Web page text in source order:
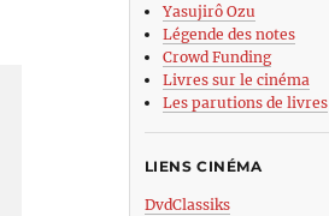
Yasujirô Ozu
Légende des notes
Crowd Funding
Livres sur le cinéma
Les parutions de livres
LIENS CINÉMA
DvdClassiks